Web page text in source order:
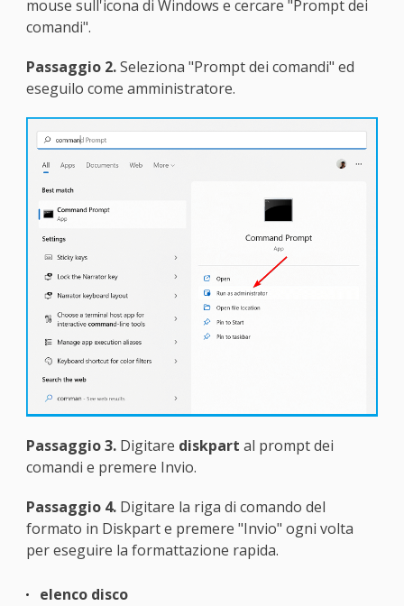
mouse sull'icona di Windows e cercare "Prompt dei
comandi".
Passaggio 2.Seleziona "Prompt dei comandi" ed
eseguilo come amministratore.
Passaggio 3.Digitare diskpart al prompt dei
comandi e premere Invio.
Passaggio 4.Digitare la riga di comando del
formato in Diskpart e premere "Invio" ogni volta
per eseguire la formattazione rapida.
elenco disco